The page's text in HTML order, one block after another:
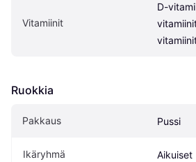
Vitamiinit
D-
Ruokkia
Pakkaus Pussi
Ikäryhmä Aikuiset